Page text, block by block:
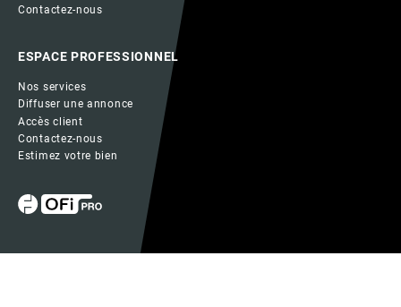
Contactez-nous
ESPACE PROFESSIONNEL
Nos services
Diffuser une annonce
Accès client
Contactez-nous
Estimez votre bien